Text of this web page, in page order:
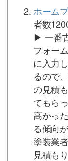
ホーム
者数
▶︎ 一番
フォー
に入力
るので
の見積
てもら
高かっ
る傾向
塗装業
見積も